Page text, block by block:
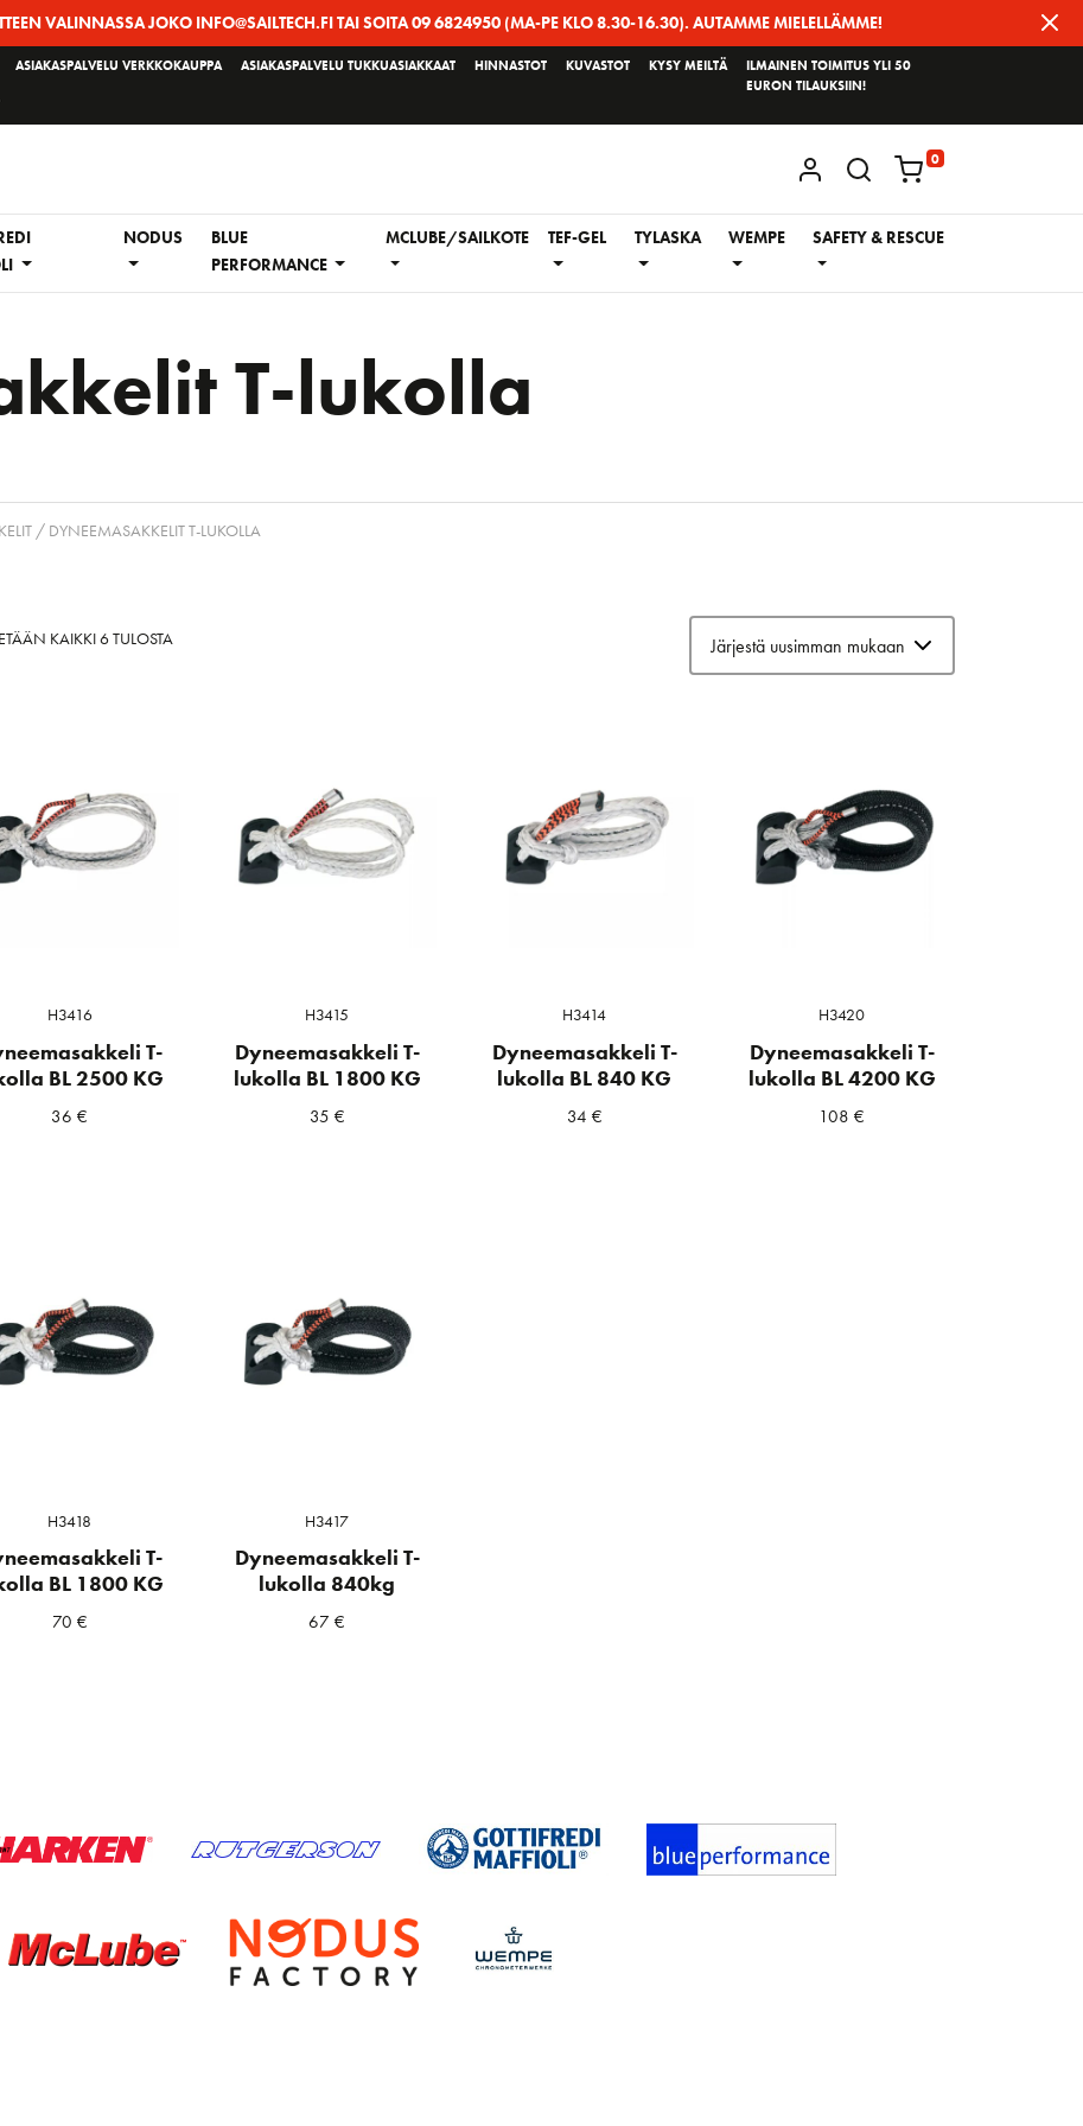
VALINNASSA JOKO INFO@SAILTECH.FI TAI SOITA 09 6824950 (MA-PE KLO 8.30-16.30). AUTAMME MIELELLÄMME!
ASIAKASPALVELU VERKKOKAUPPA ASIAKASPALVELU TUKKUASIAKKAAT HINNASTOT KUVASTOT KYSY MEILTÄ
ILMAINEN TOIMITUS YLI 50
EURON TILAUKSIIN!
KIRJAUDU / REKISTERÖIDY
0
NODUS
BLUE
PERFORMANCE
MCLUBE/SAILKOTE TEF-GEL TYLASKA WEMPE SAFETY & RESCUE
T-lukolla
/ DYNEEMASAKKELIT T-LUKOLLA
KAIKKI 6 TULOSTA
H3416
T-
BL 2500 KG
36€
H3415
Dyneemasakkeli T-
lukolla BL 1800 KG
35 €
H3414
Dyneemasakkeli T-
lukolla BL 840 KG
34 €
H3420
Dyneemasakkeli T-
lukolla BL 4200 KG
108€
H3418
T-
BL 1800 KG
70 €
H3417
Dyneemasakkeli T-
lukolla 840kg
67€